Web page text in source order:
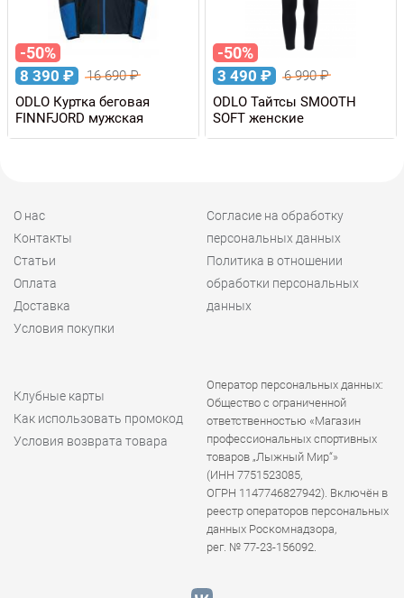
-50%
8 390 ₽ 16 690₽
ODLO Куртка беговая
FINNFJORD мужская
-50%
3 490 ₽ 6 990₽
ODLO Тайтсы SMOOTH
SOFT женские
О нас
Контакты
Статьи
Оплата
Доставка
Условия покупки
Согласие на обработку
персональных данных
Политика в отношении
обработки персональных
данных
Клубные карты
Как использовать промокод
Условия возврата товара
Оператор персональных данных:
Общество с ограниченной
ответственностью «Магазин
профессиональных спортивных
товаров „Лыжный Мир“»
(ИНН 7751523085,
ОГРН 1147746827942). Включён в
реестр операторов персональных
данных Роскомнадзора,
рег. № 77-23-156092.